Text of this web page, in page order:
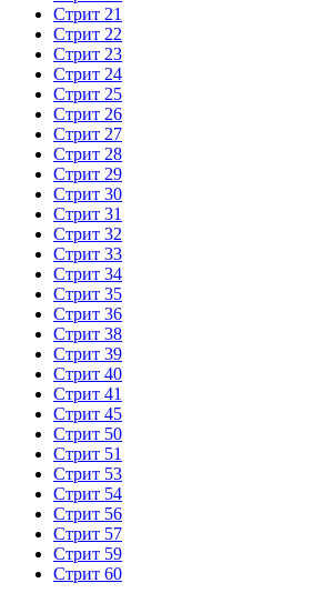
Стрит 21
Стрит 22
Стрит 23
Стрит 24
Стрит 25
Стрит 26
Стрит 27
Стрит 28
Стрит 29
Стрит 30
Стрит 31
Стрит 32
Стрит 33
Стрит 34
Стрит 35
Стрит 36
Стрит 38
Стрит 39
Стрит 40
Стрит 41
Стрит 45
Стрит 50
Стрит 51
Стрит 53
Стрит 54
Стрит 56
Стрит 57
Стрит 59
Стрит 60